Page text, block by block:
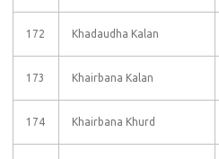
172 Khadaudha Kalan
173 Khairbana Kalan
174 Khairbana Khurd